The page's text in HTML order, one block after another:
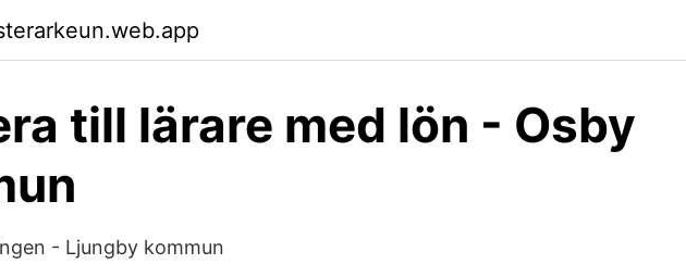
till lärare med lön - Osby
- Ljungby kommun